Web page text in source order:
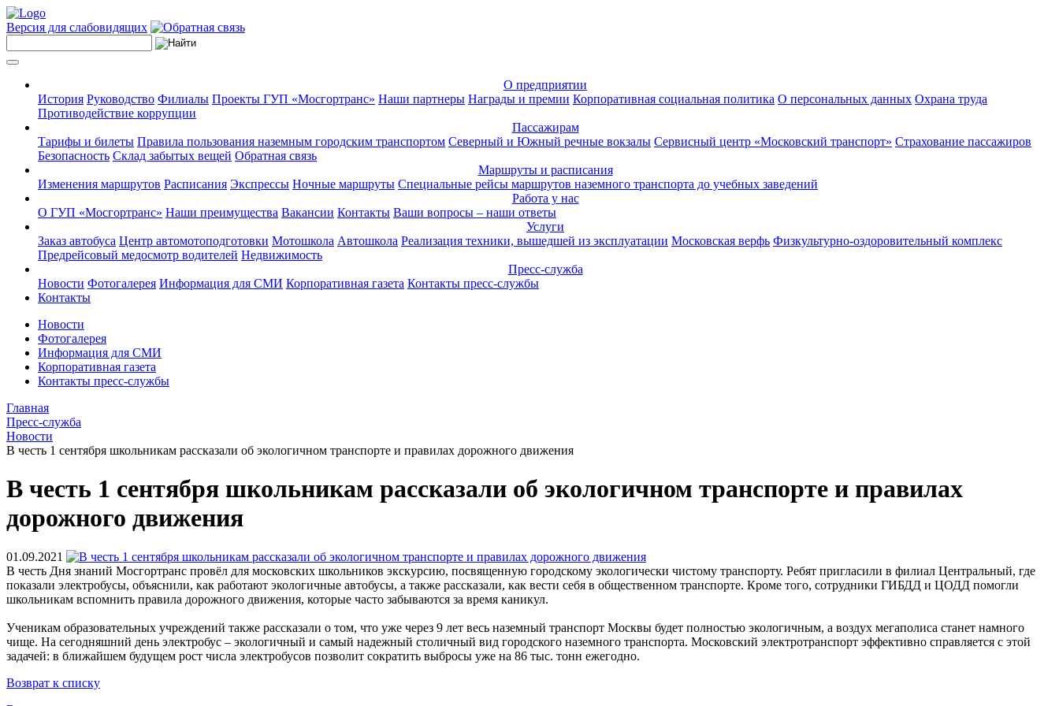
Версия для слабовидящих
О предприятии
История Руководство Филиалы Проекты ГУП «Мосгортранс» Наши партнеры Награды и премии Корпоративная социальная политика О персональных данных Охрана труда
Противодействие коррупции
Пассажирам
Тарифы и билеты Правила пользования наземным городским транспортом Северный и Южный речные вокзалы Сервисный центр «Московский транспорт» Страхование пассажиров
Безопасность Склад забытых вещей Обратная связь
Маршруты и расписания
Изменения маршрутов Расписания Экспрессы Ночные маршруты Специальные рейсы маршрутов наземного транспорта до учебных заведений
Работа у нас
О ГУП «Мосгортранс» Наши преимущества Вакансии Контакты Ваши вопросы – наши ответы
Услуги
Заказ автобуса Центр автомотоподготовки Мотошкола Автошкола Реализация техники, вышедшей из эксплуатации Московская верфь Физкультурно-оздоровительный комплекс
Предрейсовый медосмотр водителей Недвижимость
Пресс-служба
Новости Фотогалерея Информация для СМИ Корпоративная газета Контакты пресс-службы
Контакты
Новости
Фотогалерея
Информация для СМИ
Корпоративная газета
Контакты пресс-службы
Главная
Пресс-служба
Новости
В честь 1 сентября школьникам рассказали об экологичном транспорте и правилах дорожного движения
В честь 1 сентября школьникам рассказали об экологичном транспорте и правилах
дорожного движения
01.09.2021
В честь Дня знаний Мосгортранс провёл для московских школьников экскурсию, посвященную городскому экологически чистому транспорту. Ребят пригласили в филиал Центральный, где
показали электробусы, объяснили, как работают экологичные автобусы, а также рассказали, как вести себя в общественном транспорте. Кроме того, сотрудники ГИБДД и ЦОДД помогли
школьникам вспомнить правила дорожного движения, которые часто забываются за время каникул.
Ученикам образовательных учреждений также рассказали о том, что уже через 9 лет весь наземный транспорт Москвы будет полностью экологичным, а воздух мегаполиса станет намного
чище. На сегодняшний день электробус – экологичный и самый надежный столичный вид городского наземного транспорта. Московский электротранспорт эффективно справляется с этой
задачей: в ближайшем будущем рост числа электробусов позволит сократить выбросы уже на 86 тыс. тонн ежегодно.
Возврат к списку